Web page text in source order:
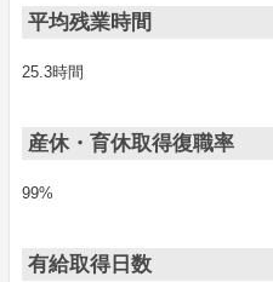
平均残業時間
25.3時間
産休・育休取得復職率
99%
有給取得日数